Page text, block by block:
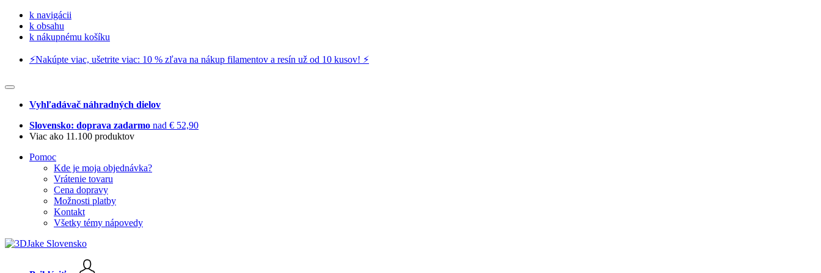
k navigácii
k obsahu
k nákupnému košíku
⚡️Nakúpte viac, ušetrite viac: 10 % zľava na nákup filamentov a resín už od 10 kusov! ⚡️
Vyhľadávač náhradných dielov
Slovensko: doprava zadarmo nad € 52,90
Viac ako 11.100 produktov
Pomoc
Kde je moja objednávka?
Vrátenie tovaru
Cena dopravy
Možnosti platby
Kontakt
Všetky témy nápovedy